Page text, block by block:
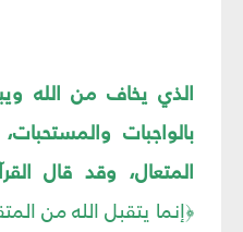
الذي يخاف من الله
بالواجبات
المتعال، وقد قال
﴿إنما يتقبل الله من